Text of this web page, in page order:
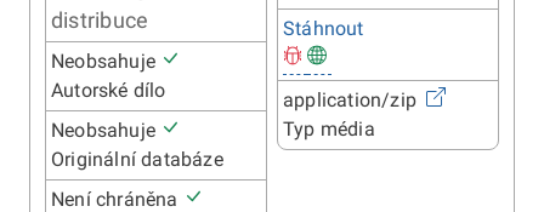
distribuce
Neobsahuje
Autorské dílo
Neobsahuje
Originální databáze
Není chráněna
Stáhnout
application/zip
Typ média